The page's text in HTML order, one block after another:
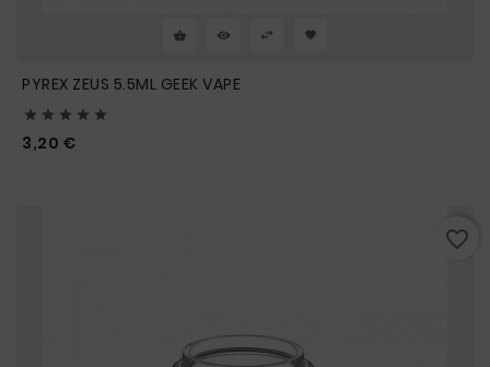
PYREX ZEUS 5.5ML GEEK VAPE
    
3,20 €
favorite_border